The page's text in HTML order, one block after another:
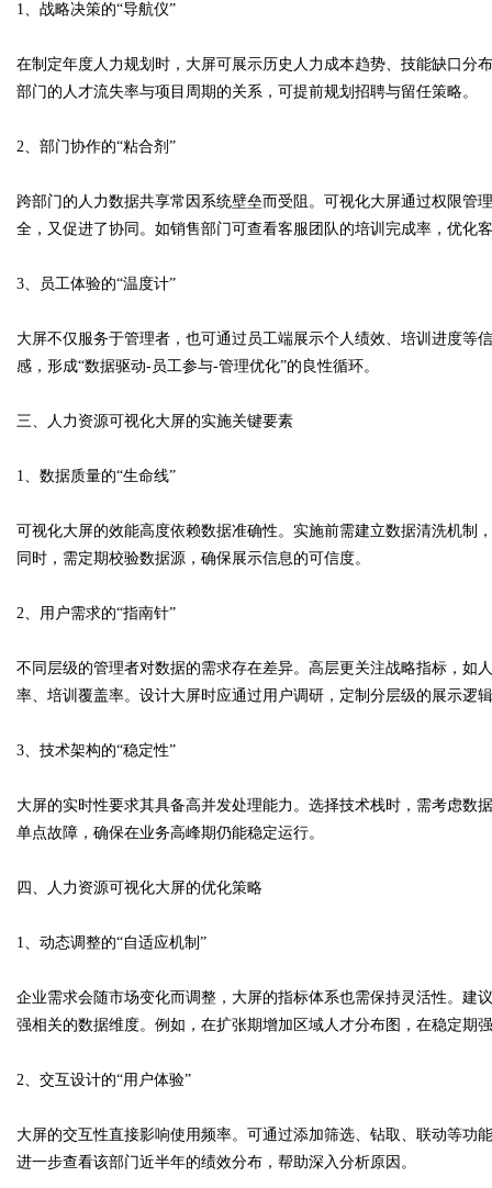
1、战略决策的“导航仪”
在制定年度人力规划时，大屏可展示历史人力成本趋势、技能缺口分
部门的人才流失率与项目周期的关系，可提前规划招聘与留任策略。
2、部门协作的“粘合剂”
跨部门的人力数据共享常因系统壁垒而受阻。可视化大屏通过权限管
全，又促进了协同。如销售部门可查看客服团队的培训完成率，优化
3、员工体验的“温度计”
大屏不仅服务于管理者，也可通过员工端展示个人绩效、培训进度等
感，形成“数据驱动-员工参与-管理优化”的良性循环。
三、人力资源可视化大屏的实施关键要素
1、数据质量的“生命线”
可视化大屏的效能高度依赖数据准确性。实施前需建立数据清洗机制
同时，需定期校验数据源，确保展示信息的可信度。
2、用户需求的“指南针”
不同层级的管理者对数据的需求存在差异。高层更关注战略指标，如
率、培训覆盖率。设计大屏时应通过用户调研，定制分层级的展示逻
3、技术架构的“稳定性”
大屏的实时性要求其具备高并发处理能力。选择技术栈时，需考虑数
单点故障，确保在业务高峰期仍能稳定运行。
四、人力资源可视化大屏的优化策略
1、动态调整的“自适应机制”
企业需求会随市场变化而调整，大屏的指标体系也需保持灵活性。建
强相关的数据维度。例如，在扩张期增加区域人才分布图，在稳定期
2、交互设计的“用户体验”
大屏的交互性直接影响使用频率。可通过添加筛选、钻取、联动等功
进一步查看该部门近半年的绩效分布，帮助深入分析原因。